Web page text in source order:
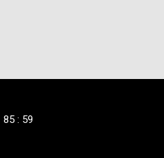
85 : 59